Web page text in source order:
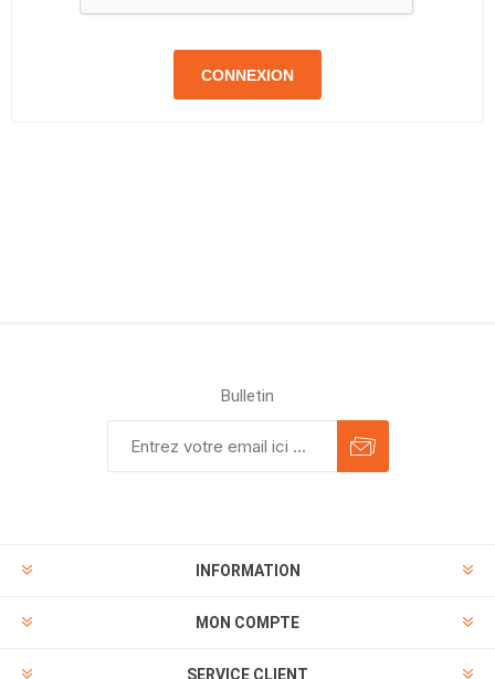
CONNEXION
Bulletin
INFORMATION
MON COMPTE
SERVICE CLIENT